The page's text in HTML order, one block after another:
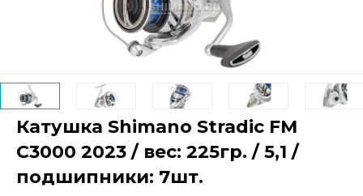
Катушка Shimano Stradic FM
C3000 2023 / вес: 225гр. / 5,1 /
подшипники: 7шт.